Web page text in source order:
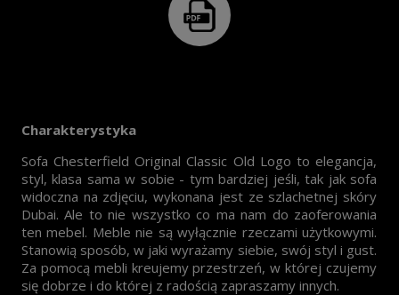
Charakterystyka
Sofa Chesterfield Original Classic Old Logo to elegancja,
styl, klasa sama w sobie - tym bardziej jeśli, tak jak sofa
widoczna na zdjęciu, wykonana jest ze szlachetnej skóry
Dubai. Ale to nie wszystko co ma nam do zaoferowania
ten mebel. Meble nie są wyłącznie rzeczami użytkowymi.
Stanowią sposób, w jaki wyrażamy siebie, swój styl i gust.
Za pomocą mebli kreujemy przestrzeń, w której czujemy
się dobrze i do której z radością zapraszamy innych.